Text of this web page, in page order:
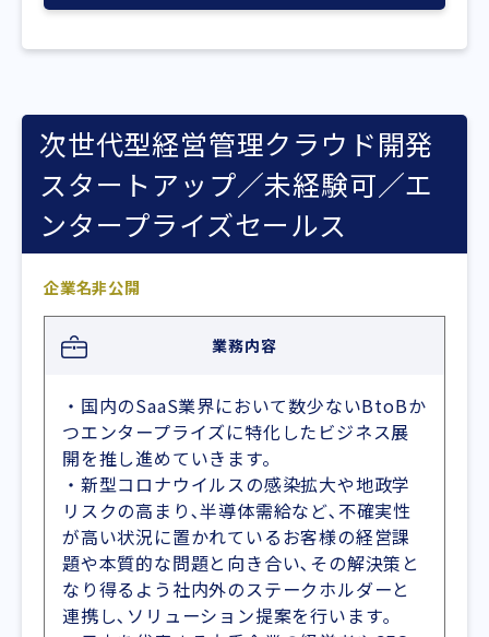
次世代型経営管理クラウド開発
スタートアップ／未経験可／エ
ンタープライズセールス
企業名非公開
業務内容
・国内のSaaS業界において数少ないBtoBか
つエンタープライズに特化したビジネス展
開を推し進めていきます。
・新型コロナウイルスの感染拡大や地政学
リスクの高まり､半導体需給など､不確実性
が高い状況に置かれているお客様の経営課
題や本質的な問題と向き合い､その解決策と
なり得るよう社内外のステークホルダーと
連携し､ソリューション提案を行います｡